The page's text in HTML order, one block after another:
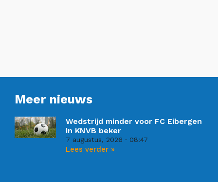
Meer nieuws
Wedstrijd minder voor FC Eibergen
in KNVB beker
7 augustus, 2026 08:47
Lees verder »